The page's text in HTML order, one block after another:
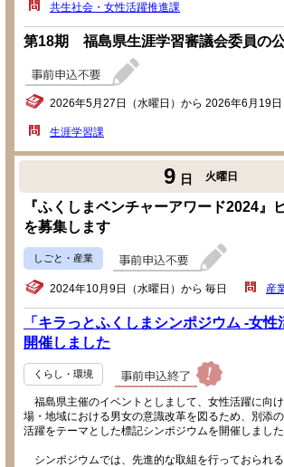
共生社会・女性活躍推進課
第18期 福島県生涯学習審議会委員の
2026年5月27日（水曜日）から 2026年6月19日
生涯学習課
9 日 火曜日
『ふくしまベンチャーアワード2024』
を募集します
しごと・産業
2024年10月9日（水曜日）から 毎日 産
「キラっとふくしまシンポジウム -女
開催しました
くらし・環境
福島県主催のイベントとしまして、女性活躍に向
場・地域における男女の意識改革を図るため、別添
活躍をテーマとした標記シンポジウムを開催しました
シンポジウムでは、先進的な取組を行っておられ